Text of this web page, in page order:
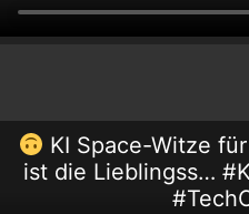
KI Space-Witze
ist die Lieblingss…